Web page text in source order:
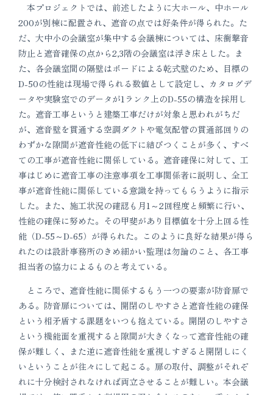
本プロジェクトでは、前述したように大ホール、中ホール
200が別棟に配置され、遮音の点では好条件が得られた。た
だ、大中小の会議室が集中する会議棟については、床衝撃音
防止と遮音確保の点から2,3階の会議室は浮き床とした。ま
た、各会議室間の隔壁はボードによる乾式壁のため、目標の
D-50の性能は現場で得られる数値として設定し、カタログデ
ータや実験室でのデータが1ランク上のD-55の構造を採用し
た。遮音工事というと建築工事だけが対象と思われがちだ
が、遮音壁を貫通する空調ダクトや電気配管の貫通部回りの
わずかな隙間が遮音性能の低下に結びつくことが多く、すべ
ての工事が遮音性能に関係している。遮音確保に対して、工
事はじめに遮音工事の注意事項を工事関係者に説明し、全工
事が遮音性能に関係している意識を持ってもらうように指示
した。また、施工状況の確認も月1～2回程度と頻繁に行い、
性能の確保に努めた。その甲斐があり目標値を十分上回る性
能（D-55～D-65）が得られた。このように良好な結果が得ら
れたのは設計事務所のきめ細かい監理は勿論のこと、各工事
担当者の協力によるものと考えている。
ところで、遮音性能に関係するもう一つの要素が防音扉で
ある。防音扉については、開閉のしやすさと遮音性能の確保
という相矛盾する課題をいつも抱えている。開閉のしやすさ
という機能面を重視すると隙間が大きくなって遮音性能の確
保が難しく、また逆に遮音性能を重視しすぎると開閉しにく
いということが往々にして起こる。扉の取付、調整がそれぞ
れに十分検討されなければ両立させることが難しい。本会議